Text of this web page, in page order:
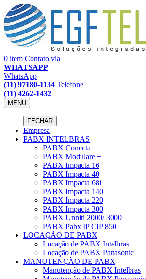
0 item Contato via
WHATSAPP
WhatsApp
(11) 97180-1134 Telefone
(11) 4262-1432
MENU
FECHAR
Empresa
PABX INTELBRAS
PABX Conecta +
PABX Modulare +
PABX Impacta 16
PABX Impacta 40
PABX Impacta 68i
PABX Impacta 140
PABX Impacta 220
PABX Impacta 300
PABX Unniti 2000/ 3000
PABX Pabx IP CIP 850
LOCAÇÃO DE PABX
Locação de PABX Intelbras
Locação de PABX Panasonic
MANUTENÇÃO DE PABX
Manutenção de PABX Intelbras